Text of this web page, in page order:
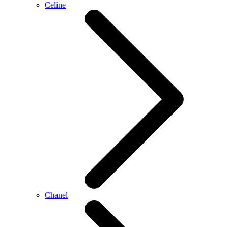
Celine
Chanel